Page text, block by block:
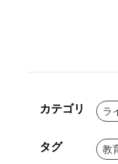
カテゴリ ラ
タグ 教